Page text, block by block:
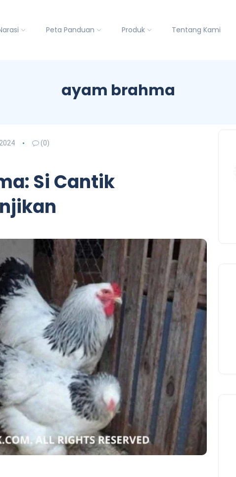
Peta Panduan Produk Tentang Kami
ayam brahma
(0)
Si Cantik